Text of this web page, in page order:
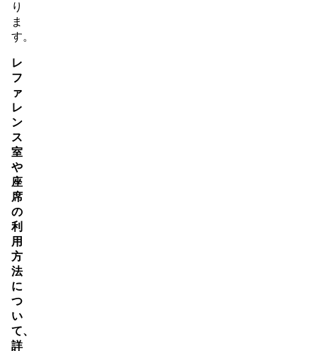
り
ま
す。
レ
フ
ァ
レ
ン
ス
室
や
座
席
の
利
用
方
法
に
つ
い
て、
詳